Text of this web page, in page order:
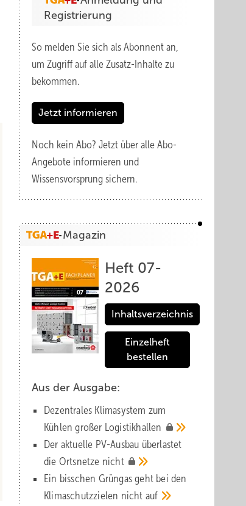
Registrierung
So melden Sie sich als Abonnent an,
um Zugriff auf alle Zusatz-Inhalte zu
bekommen.
Jetzt informieren
Noch kein Abo? Jetzt über alle Abo-
Angebote informieren und
Wissensvorsprung sichern.
Magazin
Heft 07-
2026
Inhaltsverzeichnis
Einzelheft
bestellen
Aus der Ausgabe:
Dezentrales Klimasystem zum
Kühlen großer Logistik­hallen
Der aktuelle PV-Ausbau über­lastet
die Orts­netze nicht
Ein bisschen Grüngas geht bei den
Klima­schutz­zielen nicht auf